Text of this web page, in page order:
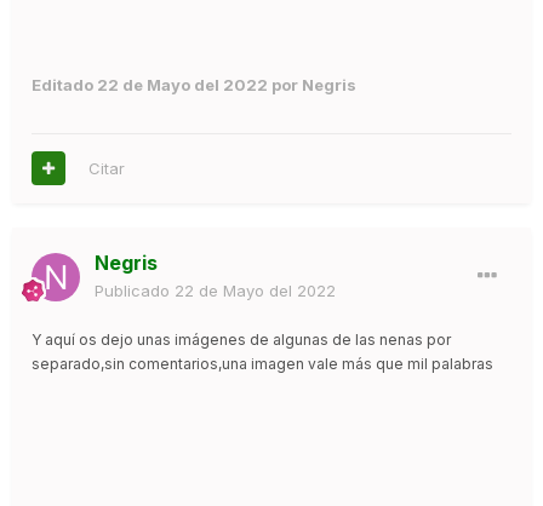
Editado 22 de Mayo del 2022 por Negris
Citar
Negris
Publicado 22 de Mayo del 2022
Y aquí os dejo unas imágenes de algunas de las nenas por
separado,sin comentarios,una imagen vale más que mil palabras